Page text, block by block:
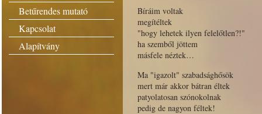
Betűrendes mutató
Kapcsolat
Alapítvány
Bíráim voltak
megítéltek
"hogy lehetek ilyen felelőtlen?!"
ha szemből jöttem
másfele néztek…
Ma "igazolt" szabadsághősök
mert már akkor bátran éltek
patyolatosan szónokolnak
pedig de nagyon féltek!